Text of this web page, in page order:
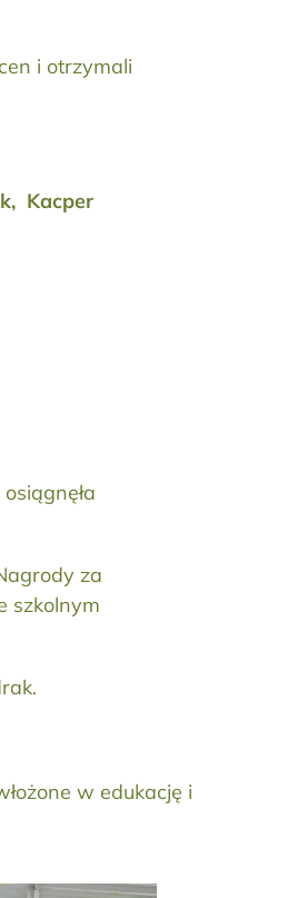
i otrzymali
Kacper
za
szkolnym
w edukację i